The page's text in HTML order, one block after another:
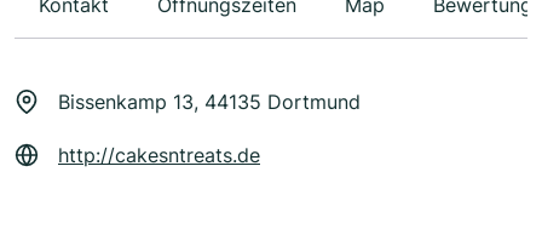
Kontakt Öffnungszeiten Map
Bissenkamp 13, 44135 Dortmund
http://cakesntreats.de